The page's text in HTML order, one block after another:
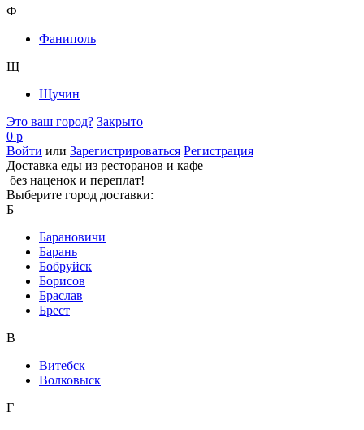
Ф
Фаниполь
Щ
Щучин
Это ваш город? Закрыто
0 р
Войти или Зарегистрироваться Регистрация
Доставка еды из ресторанов и кафе
без наценок и переплат!
Выберите город доставки:
Б
Барановичи
Барань
Бобруйск
Борисов
Браслав
Брест
В
Витебск
Волковыск
Г